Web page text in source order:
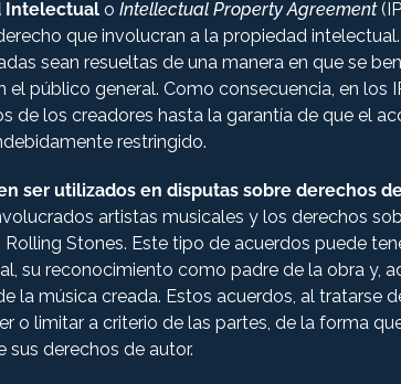
Intelectual o Intellectual Property Agreement
que involucran a la propiedad
sean resueltas de una manera en que se
el público general. Como consecuencia, en los
de los creadores hasta la garantía de que el
restringido.
ser utilizados en disputas sobre derechos
artistas musicales y los derechos
Stones. Este tipo de acuerdos puede
su reconocimiento como padre de la obra y,
la música creada. Estos acuerdos, al tratarse
o limitar a criterio de las partes, de la forma
sus derechos de autor.